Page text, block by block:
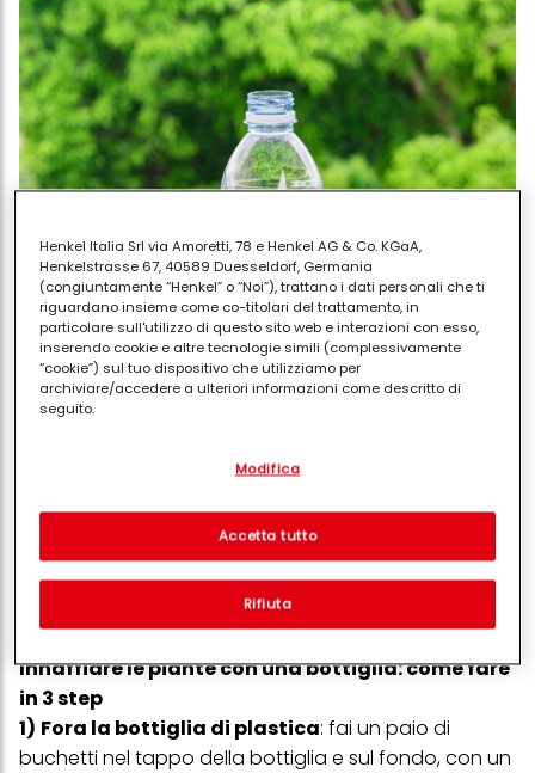
Come innaffiare le piante con una
bottiglia di plastica quando si va in
vacanza: *il metodo, *funziona
davvero?, *le varianti
quando si va in vacanza? I passaggi sono
elementari, inoltre ci sono anche delle varianti per
annaffiarefiori e amiche verdi quando non ci
Innaffiare le piante con una bottiglia: come fare
in 3 step
1) Fora la bottiglia di plastica: fai un paio di
buchetti nel tappo della bottiglia e sul fondo, con un
Henkel Italia Srl via Amoretti, 78 e Henkel AG & Co. KGaA,
Henkelstrasse 67, 40589 Duesseldorf, Germania
(congiuntamente “Henkel” o “Noi”), trattano i dati personali che ti
riguardano insieme come co-titolari del trattamento, in
particolare sull'utilizzo di questo sito web e interazioni con esso,
inserendo cookie e altre tecnologie simili (complessivamente
“cookie”) sul tuo dispositivo che utilizziamo per
archiviare/accedere a ulteriori informazioni come descritto di
seguito.
separati o co-titolari come indicato nella nostra Informativa sulla
pixel, impronte digitali e tecnologie simili" utilizzeremo anche
cookie ed elaboreremo i dati relativi a te per
di questo sito Web e le tue interazioni commerciali con noi
(rispettivamente dell'azienda per cui lavori) per) e su tale base
conservare le nostre informazioni sulle entità commerciali e
creare profili individuali su di te che potrebbero essere arricchiti
con dati ottenuti da terze parti e altri siti Web. Utilizziamo questi
profili per scopi di marketing personalizzato, in particolare per
visualizzare annunci pubblicitari che potrebbero interessarti
Modifica
Rifiuta
Accetta tutto